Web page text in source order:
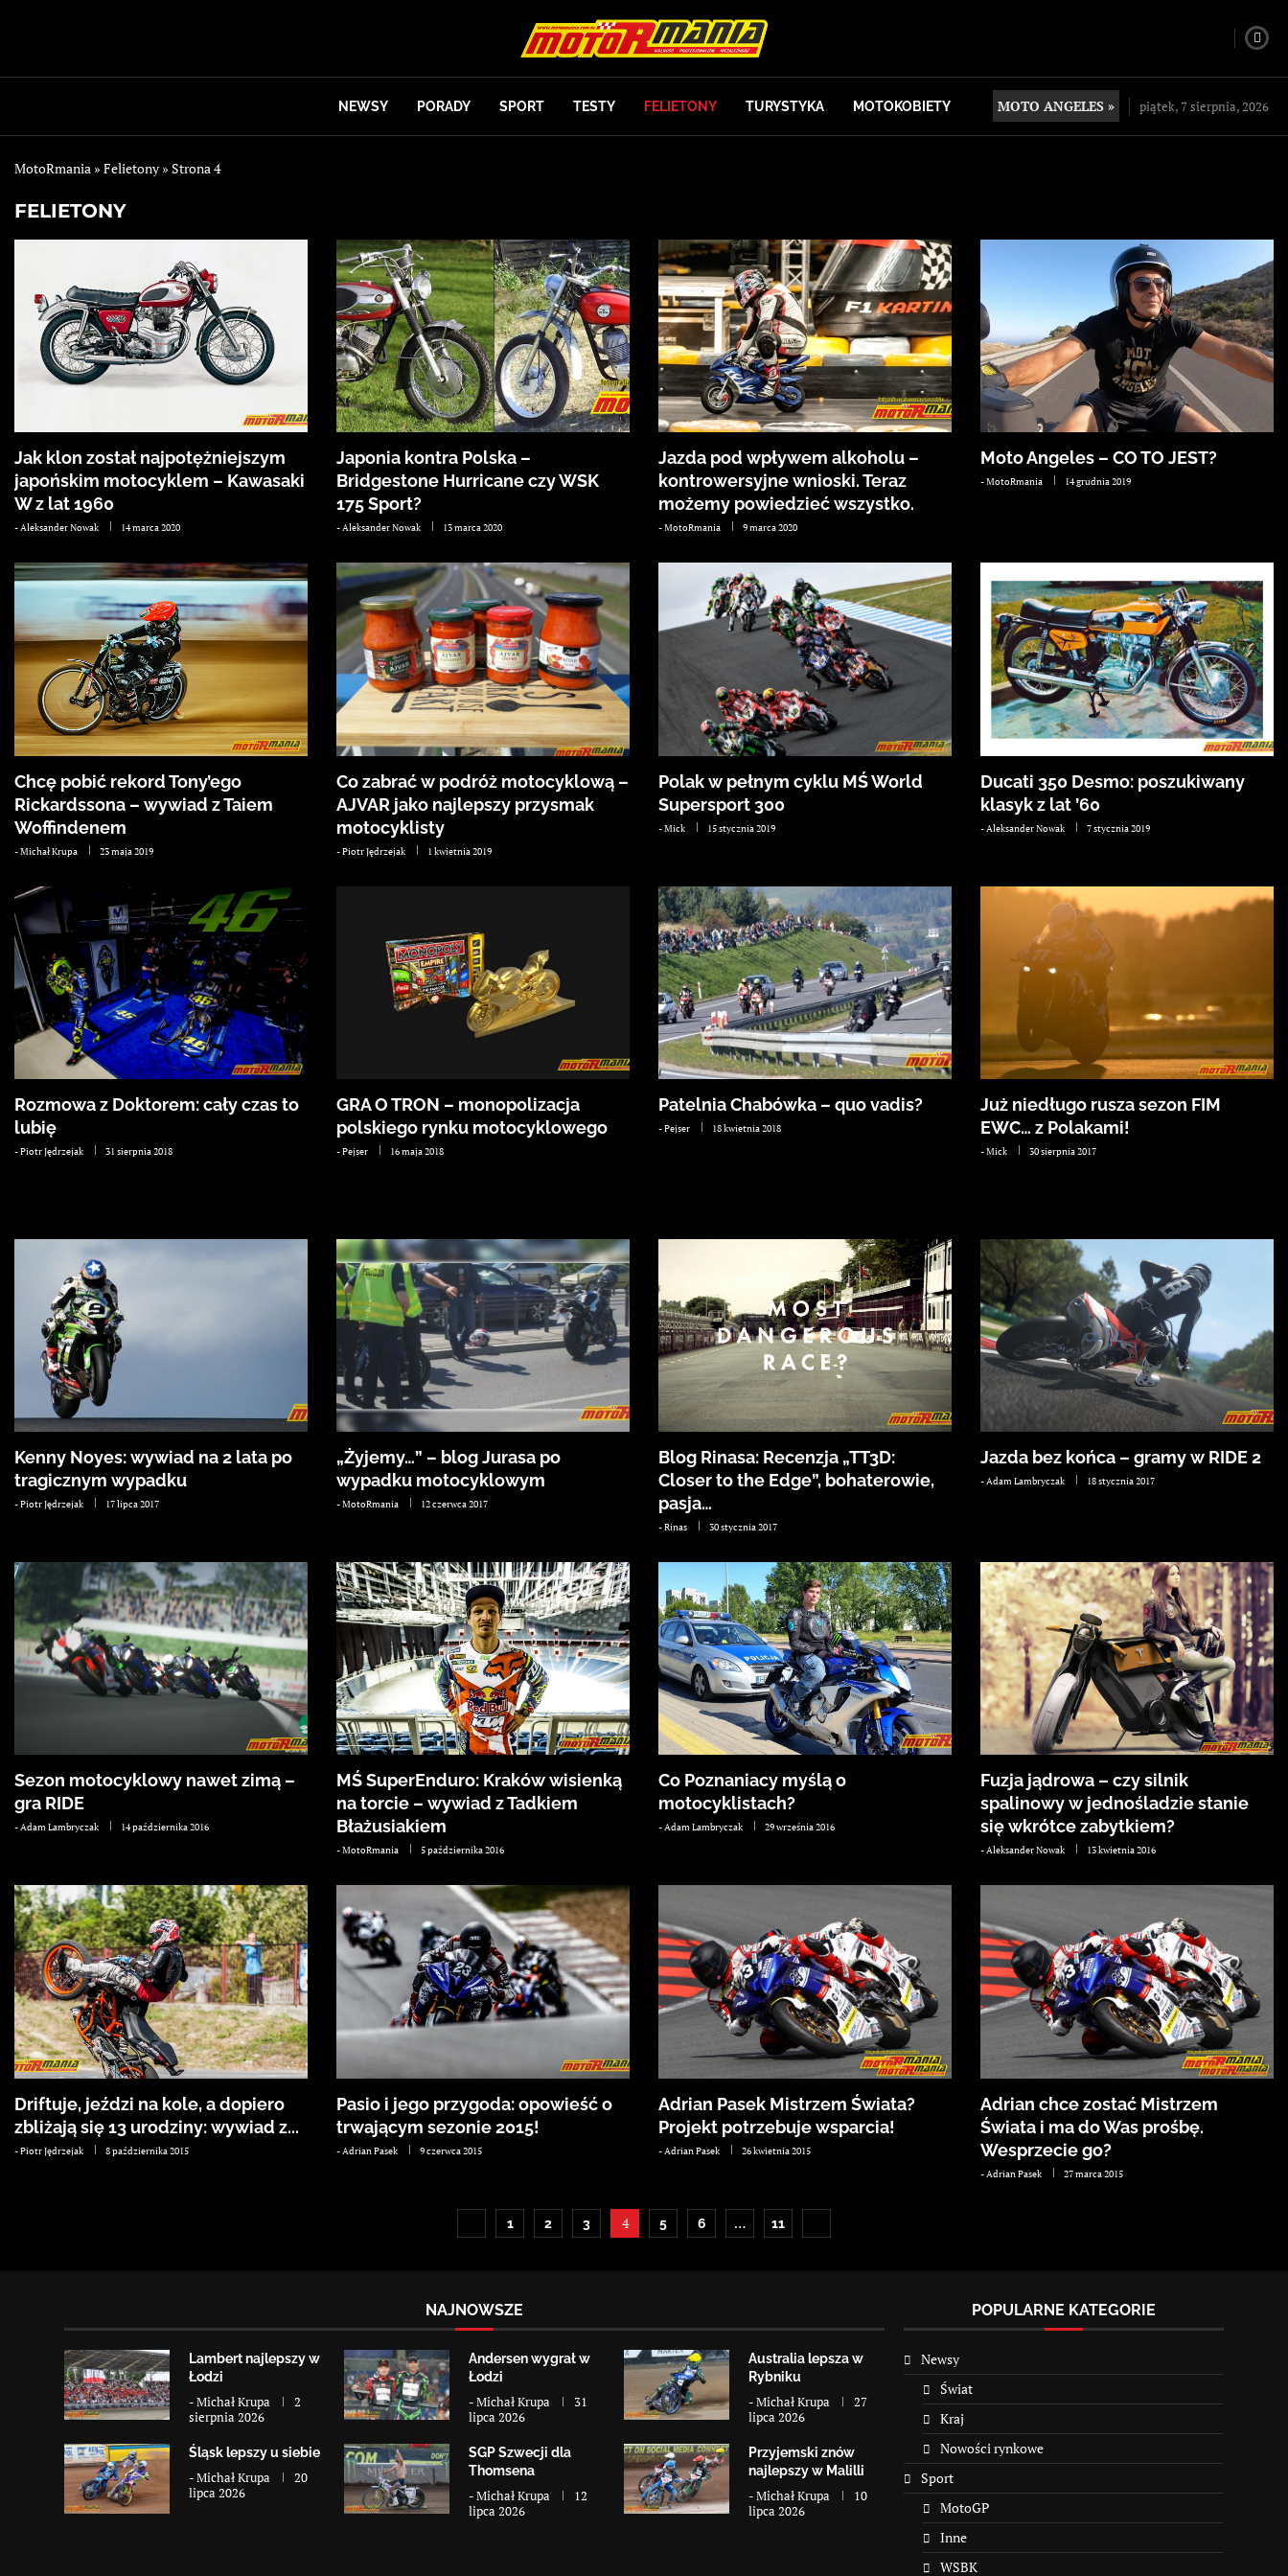
NEWSY PORADY SPORT TESTY FELIETONY TURYSTYKA MOTOKOBIETY MOTO ANGELES » piątek, 7 sierpnia, 2026
MotoRmania » Felietony » Strona 4
FELIETONY
Jak klon został najpotężniejszym
japońskim motocyklem – Kawasaki
W z lat 1960
-Aleksander Nowak 14 marca 2020
Japonia kontra Polska –
Bridgestone Hurricane czy WSK
175 Sport?
-Aleksander Nowak 13 marca 2020
Jazda pod wpływem alkoholu –
kontrowersyjne wnioski. Teraz
możemy powiedzieć wszystko.
-MotoRmania 9 marca 2020
Moto Angeles – CO TO JEST?
-MotoRmania 14 grudnia 2019
Chcę pobić rekord Tony’ego
Rickardssona – wywiad z Taiem
Woffindenem
-Michał Krupa 23 maja 2019
Co zabrać w podróż motocyklową –
AJVAR jako najlepszy przysmak
motocyklisty
-Piotr Jędrzejak 1 kwietnia 2019
Polak w pełnym cyklu MŚ World
Supersport 300
-Mick 15 stycznia 2019
Ducati 350 Desmo: poszukiwany
klasyk z lat ’60
- Aleksander Nowak 7 stycznia 2019
Rozmowa z Doktorem: cały czas to
lubię
-Piotr Jędrzejak 31 sierpnia 2018
GRA O TRON – monopolizacja
polskiego rynku motocyklowego
-Pejser 16 maja 2018
Patelnia Chabówka – quo vadis?
-Pejser 18 kwietnia 2018
Już niedługo rusza sezon FIM
EWC… z Polakami!
-Mick 30 sierpnia 2017
Kenny Noyes: wywiad na 2 lata po
tragicznym wypadku
-Piotr Jędrzejak 17 lipca 2017
„Żyjemy…” – blog Jurasa po
wypadku motocyklowym
-MotoRmania 12 czerwca 2017
Blog Rinasa: Recenzja „TT3D:
Closer to the Edge”, bohaterowie,
pasja…
-Rinas 30 stycznia 2017
Jazda bez końca – gramy w RIDE 2
-Adam Lambryczak 18 stycznia 2017
Sezon motocyklowy nawet zimą –
gra RIDE
-Adam Lambryczak 14 października 2016
MŚ SuperEnduro: Kraków wisienką
na torcie – wywiad z Tadkiem
Błażusiakiem
-MotoRmania 5 października 2016
Co Poznaniacy myślą o
motocyklistach?
-Adam Lambryczak 29 września 2016
Fuzja jądrowa – czy silnik
spalinowy w jednośladzie stanie
się wkrótce zabytkiem?
-Aleksander Nowak 13 kwietnia 2016
Driftuje, jeździ na kole, a dopiero
zbliżają się 13 urodziny: wywiad z...
-Piotr Jędrzejak 8 października 2015
Pasio i jego przygoda: opowieść o
trwającym sezonie 2015!
- Adrian Pasek 9 czerwca 2015
Adrian Pasek Mistrzem Świata?
Projekt potrzebuje wsparcia!
- Adrian Pasek 26 kwietnia 2015
Adrian chce zostać Mistrzem
Świata i ma do Was prośbę.
Wesprzecie go?
- Adrian Pasek 27 marca 2015
1 2 3 4 5 6 … 11
NAJNOWSZE
Lambert najlepszy w
Łodzi
-Michał Krupa
2
sierpnia 2026
Andersen wygrał w
Łodzi
-Michał Krupa
31
lipca 2026
Australia lepsza w
Rybniku
-Michał Krupa
27
lipca 2026
Śląsk lepszy u siebie
-Michał Krupa
20
lipca 2026
SGP Szwecji dla
Thomsena
-Michał Krupa
12
lipca 2026
Przyjemski znów
najlepszy w Malilli
-Michał Krupa
10
lipca 2026
POPULARNE KATEGORIE
Newsy
Świat
Kraj
Nowości rynkowe
Sport
MotoGP
Inne
WSBK